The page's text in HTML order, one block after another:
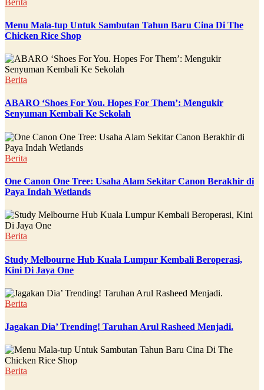
Menu Mala-tup Untuk Sambutan Tahun Baru Cina Di The
Chicken Rice Shop
Berita
ABARO ‘Shoes For You. Hopes For Them’: Mengukir
Senyuman Kembali Ke Sekolah
Berita
One Canon One Tree: Usaha Alam Sekitar Canon Berakhir di
Paya Indah Wetlands
Berita
Study Melbourne Hub Kuala Lumpur Kembali Beroperasi,
Kini Di Jaya One
Berita
Jagakan Dia’ Trending! Taruhan Arul Rasheed Menjadi.
Berita